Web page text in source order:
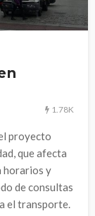
1.78K
proyecto
que afecta
horarios y
de consultas
el transporte.